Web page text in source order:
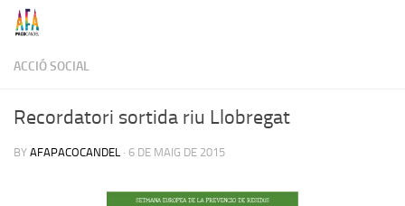
Skip to content
ACCIÓ SOCIAL
Recordatori sortida riu Llobregat
BY AFAPACOCANDEL · 6 DE MAIG DE 2015